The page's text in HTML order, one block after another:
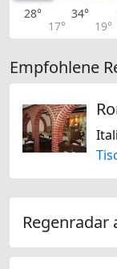
28°
17°
34°
19°
Empfohlene
Regenradar